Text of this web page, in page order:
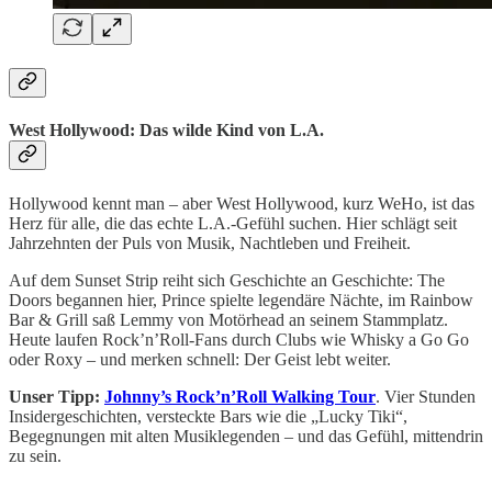
West Hollywood: Das wilde Kind von L.A.
Hollywood kennt man – aber West Hollywood, kurz WeHo, ist das
Herz für alle, die das echte L.A.-Gefühl suchen. Hier schlägt seit
Jahrzehnten der Puls von Musik, Nachtleben und Freiheit.
Auf dem Sunset Strip reiht sich Geschichte an Geschichte: The
Doors begannen hier, Prince spielte legendäre Nächte, im Rainbow
Bar & Grill saß Lemmy von Motörhead an seinem Stammplatz.
Heute laufen Rock’n’Roll-Fans durch Clubs wie Whisky a Go Go
oder Roxy – und merken schnell: Der Geist lebt weiter.
Unser Tipp: Johnny’s Rock’n’Roll Walking Tour. Vier Stunden
Insidergeschichten, versteckte Bars wie die „Lucky Tiki“,
Begegnungen mit alten Musiklegenden – und das Gefühl, mittendrin
zu sein.